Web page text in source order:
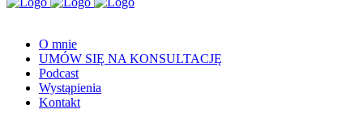
O mnie
UMÓW SIĘ NA KONSULTACJĘ
Podcast
Wystąpienia
Kontakt